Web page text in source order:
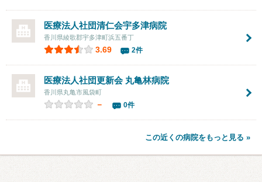
医療法人社団清仁会宇多津病院
香川県綾歌郡宇多津町浜五番丁
3.69 2件
医療法人社団更新会 丸亀林病院
香川県丸亀市風袋町
－ 0件
この近くの病院をもっと見る »